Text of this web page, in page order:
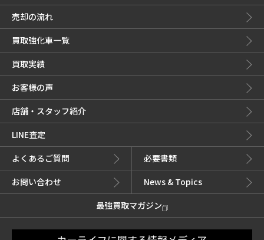
売却の流れ
買取強化車一覧
買取実績
お客様の声
店舗・スタッフ紹介
LINE査定
よくあるご質問
必要書類
お問い合わせ
News & Topics
最強買取マガジン